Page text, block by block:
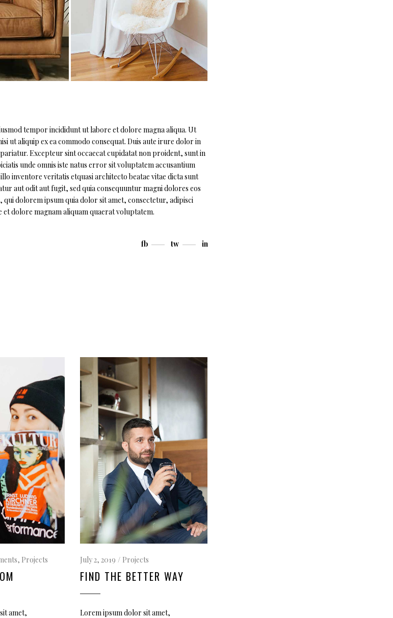
tempor incididunt ut labore et dolore magna aliqua. Ut
ut aliquip ex ea commodo consequat. Duis aute irure dolor in
Excepteur sint occaecat cupidatat non proident, sunt in
unde omnis iste natus error sit voluptatem accusantium
inventore veritatis etquasi architecto beatae vitae dicta sunt
aut odit aut fugit, sed quia consequuntur magni dolores eos
dolorem ipsum quia dolor sit amet, consectetur, adipisci
dolore magnam aliquam quaerat voluptatem.
fb tw in
, Projects
amet,
July 2, 2019 Projects
FIND THE BETTER WAY
Lorem ipsum dolor sit amet,